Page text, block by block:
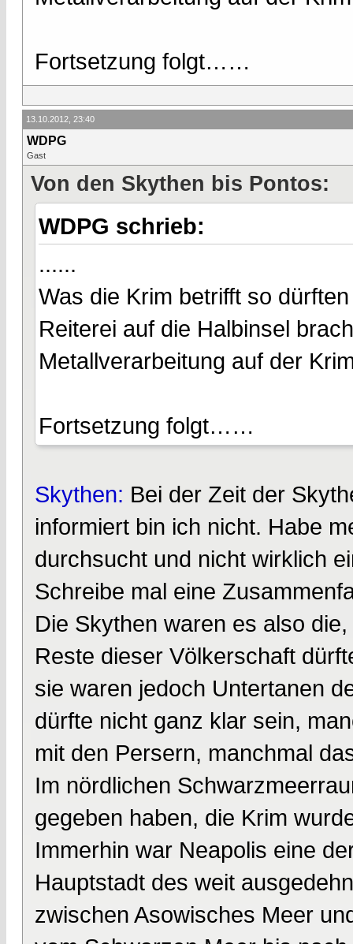
Fortsetzung folgt……
13.10.2012, 23:40
WDPG
Gast
Von den Skythen bis Pontos:
WDPG schrieb:
......
Was die Krim betrifft so
Reiterei auf die Halbinsel
Metallverarbeitung auf der
Fortsetzung folgt……
Skythen: Bei der Zeit der
informiert bin ich nicht. Habe
durchsucht und nicht wirklich
Schreibe mal eine
Die Skythen waren es also
Reste dieser Völkerschaft
sie waren jedoch Untertanen
dürfte nicht ganz klar sein,
mit den Persern, manchmal
Im nördlichen
gegeben haben, die Krim
Immerhin war Neapolis eine
Hauptstadt des weit
zwischen Asowisches Meer